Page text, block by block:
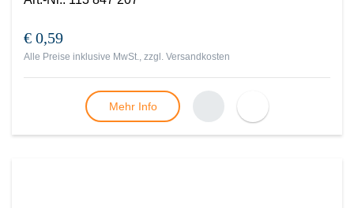
€ 0,59
Alle Preise inklusive MwSt., zzgl. Versandkosten
Mehr Info